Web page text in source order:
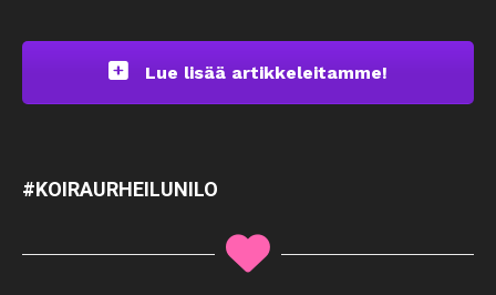
Lue lisää artikkeleitamme!
#KOIRAURHEILUNILO